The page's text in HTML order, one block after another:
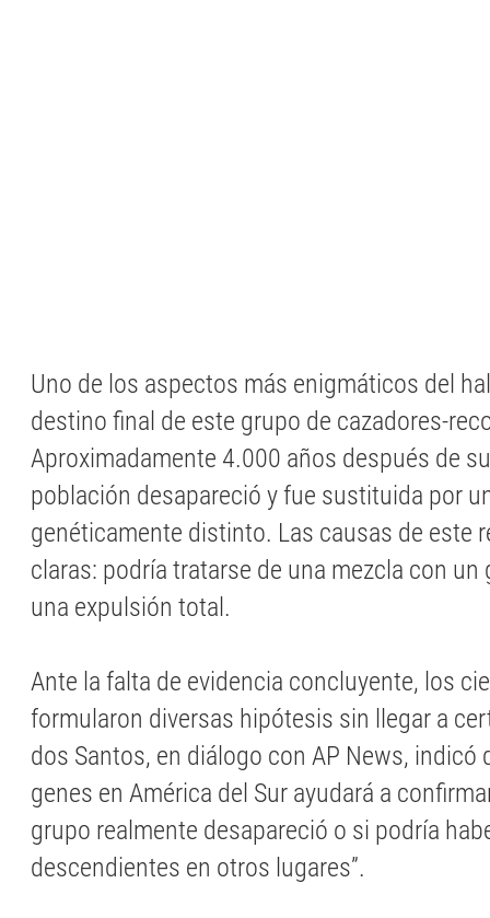
Uno de los aspectos más enigmáticos del
destino final de este grupo de cazadores-
Aproximadamente 4.000 años después de
población desapareció y fue sustituida por
genéticamente distinto. Las causas de este
claras: podría tratarse de una mezcla con un
una expulsión total.
Ante la falta de evidencia concluyente, los
formularon diversas hipótesis sin llegar a
dos Santos, en diálogo con AP News, indicó
genes en América del Sur ayudará a
grupo realmente desapareció o si podría
descendientes en otros lugares”.